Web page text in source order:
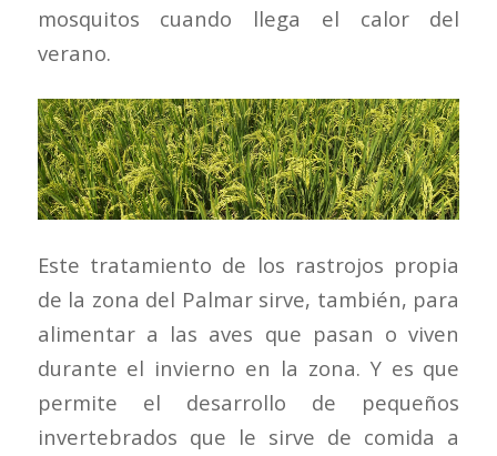
mosquitos cuando llega el calor del
verano.
Este tratamiento de los rastrojos propia
de la zona del Palmar sirve, también, para
alimentar a las aves que pasan o viven
durante el invierno en la zona. Y es que
permite el desarrollo de pequeños
invertebrados que le sirve de comida a